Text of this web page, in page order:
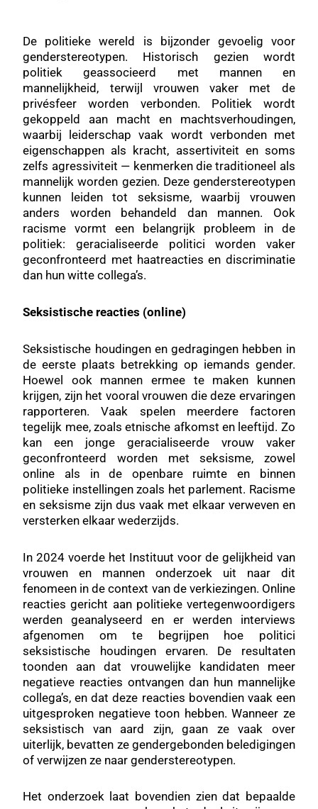
De politieke wereld is bijzonder gevoelig voor
genderstereotypen. Historisch gezien wordt
politiek geassocieerd met mannen en
mannelijkheid, terwijl vrouwen vaker met de
privésfeer worden verbonden. Politiek wordt
gekoppeld aan macht en machtsverhoudingen,
waarbij leiderschap vaak wordt verbonden met
eigenschappen als kracht, assertiviteit en soms
zelfs agressiviteit — kenmerken die traditioneel als
mannelijk worden gezien. Deze genderstereotypen
kunnen leiden tot seksisme, waarbij vrouwen
anders worden behandeld dan mannen. Ook
racisme vormt een belangrijk probleem in de
politiek: geracialiseerde politici worden vaker
geconfronteerd met haatreacties en discriminatie
dan hun witte collega’s.
Seksistische reacties (online)
Seksistische houdingen en gedragingen hebben in
de eerste plaats betrekking op iemands gender.
Hoewel ook mannen ermee te maken kunnen
krijgen, zijn het vooral vrouwen die deze ervaringen
rapporteren. Vaak spelen meerdere factoren
tegelijk mee, zoals etnische afkomst en leeftijd. Zo
kan een jonge geracialiseerde vrouw vaker
geconfronteerd worden met seksisme, zowel
online als in de openbare ruimte en binnen
politieke instellingen zoals het parlement. Racisme
en seksisme zijn dus vaak met elkaar verweven en
versterken elkaar wederzijds.
In 2024 voerde het Instituut voor de gelijkheid van
vrouwen en mannen onderzoek uit naar dit
fenomeen in de context van de verkiezingen. Online
reacties gericht aan politieke vertegenwoordigers
werden geanalyseerd en er werden interviews
afgenomen om te begrijpen hoe politici
seksistische houdingen ervaren. De resultaten
toonden aan dat vrouwelijke kandidaten meer
negatieve reacties ontvangen dan hun mannelijke
collega’s, en dat deze reacties bovendien vaak een
uitgesproken negatieve toon hebben. Wanneer ze
seksistisch van aard zijn, gaan ze vaak over
uiterlijk, bevatten ze gendergebonden beledigingen
of verwijzen ze naar genderstereotypen.
Het onderzoek laat bovendien zien dat bepaalde